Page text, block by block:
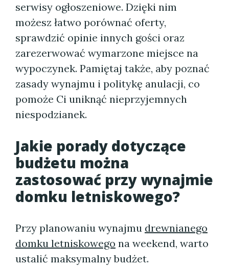
serwisy ogłoszeniowe. Dzięki nim
możesz łatwo porównać oferty,
sprawdzić opinie innych gości oraz
zarezerwować wymarzone miejsce na
wypoczynek. Pamiętaj także, aby poznać
zasady wynajmu i politykę anulacji, co
pomoże Ci uniknąć nieprzyjemnych
niespodzianek.
Jakie porady dotyczące
budżetu można
zastosować przy wynajmie
domku letniskowego?
Przy planowaniu wynajmu drewnianego
domku letniskowego na weekend, warto
ustalić maksymalny budżet.